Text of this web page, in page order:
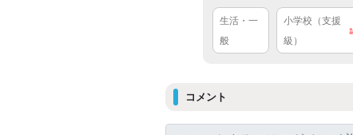
生活・一
般
小学校（支援
級）
コメント